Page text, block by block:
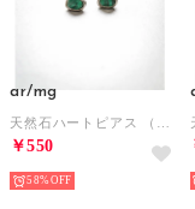
ar/mg
￥550
58%